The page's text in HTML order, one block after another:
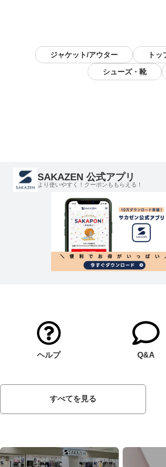
ジャケット/アウター トッ
シューズ・靴
SAKAZEN 公式アプリ
より使いやすく！クーポンももらえる！
ヘルプ Q&A
すべてを見る